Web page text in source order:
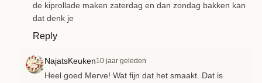
de kiprollade maken zaterdag en dan zondag bakken kan
dat denk je
Reply
NajatsKeuken10 jaar geleden
Heel goed Merve! Wat fijn dat het smaakt. Dat is